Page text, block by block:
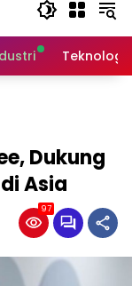
Teknologi
Dukung
Asia
97